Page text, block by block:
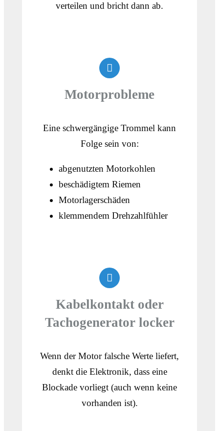
verteilen und bricht dann ab.
Motorprobleme
Eine schwergängige Trommel kann
Folge sein von:
abgenutzten Motorkohlen
beschädigtem Riemen
Motorlagerschäden
klemmendem Drehzahlfühler
Kabelkontakt oder
Tachogenerator locker
Wenn der Motor falsche Werte liefert,
denkt die Elektronik, dass eine
Blockade vorliegt (auch wenn keine
vorhanden ist).